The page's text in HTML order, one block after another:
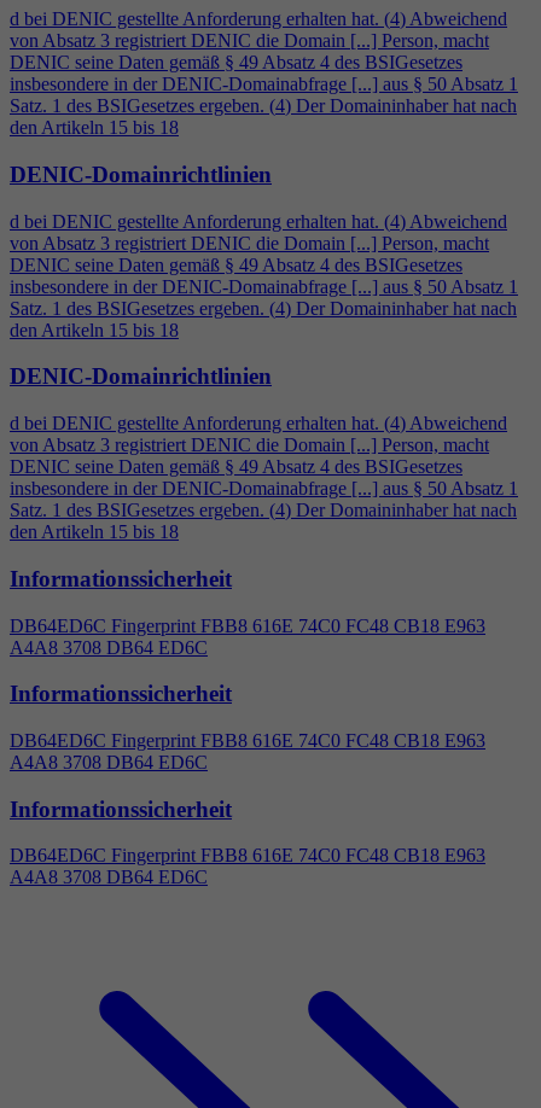
d bei DENIC gestellte Anforderung erhalten hat. (4) Abweichend
von Absatz 3 registriert DENIC die Domain [...] Person, macht
DENIC seine Daten gemäß § 49 Absatz 4 des BSIGesetzes
insbesondere in der DENIC-Domainabfrage [...] aus § 50 Absatz 1
Satz. 1 des BSIGesetzes ergeben. (4) Der Domaininhaber hat nach
den Artikeln 15 bis 18
DENIC-Domainrichtlinien
d bei DENIC gestellte Anforderung erhalten hat. (4) Abweichend
von Absatz 3 registriert DENIC die Domain [...] Person, macht
DENIC seine Daten gemäß § 49 Absatz 4 des BSIGesetzes
insbesondere in der DENIC-Domainabfrage [...] aus § 50 Absatz 1
Satz. 1 des BSIGesetzes ergeben. (4) Der Domaininhaber hat nach
den Artikeln 15 bis 18
DENIC-Domainrichtlinien
d bei DENIC gestellte Anforderung erhalten hat. (4) Abweichend
von Absatz 3 registriert DENIC die Domain [...] Person, macht
DENIC seine Daten gemäß § 49 Absatz 4 des BSIGesetzes
insbesondere in der DENIC-Domainabfrage [...] aus § 50 Absatz 1
Satz. 1 des BSIGesetzes ergeben. (4) Der Domaininhaber hat nach
den Artikeln 15 bis 18
Informationssicherheit
DB64ED6C Fingerprint FBB8 616E 74C0 FC48 CB18 E963
A4A8 3708 DB64 ED6C
Informationssicherheit
DB64ED6C Fingerprint FBB8 616E 74C0 FC48 CB18 E963
A4A8 3708 DB64 ED6C
Informationssicherheit
DB64ED6C Fingerprint FBB8 616E 74C0 FC48 CB18 E963
A4A8 3708 DB64 ED6C